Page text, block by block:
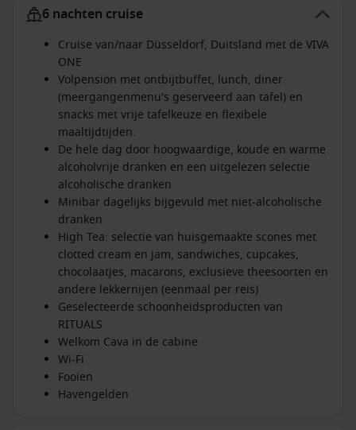
6 nachten cruise
Cruise van/naar Düsseldorf, Duitsland met de VIVA
ONE
Volpension met ontbijtbuffet, lunch, diner
(meergangenmenu's geserveerd aan tafel) en
snacks met vrije tafelkeuze en flexibele
maaltijdtijden.
De hele dag door hoogwaardige, koude en warme
alcoholvrije dranken en een uitgelezen selectie
alcoholische dranken
Minibar dagelijks bijgevuld met niet-alcoholische
dranken
High Tea: selectie van huisgemaakte scones met
clotted cream en jam, sandwiches, cupcakes,
chocolaatjes, macarons, exclusieve theesoorten en
andere lekkernijen (eenmaal per reis)
Geselecteerde schoonheidsproducten van
RITUALS
Welkom Cava in de cabine
Wi-Fi
Fooien
Havengelden